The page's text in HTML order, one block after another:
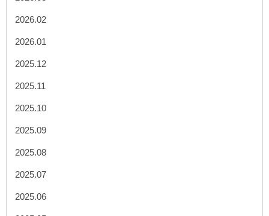
2026.02
2026.01
2025.12
2025.11
2025.10
2025.09
2025.08
2025.07
2025.06